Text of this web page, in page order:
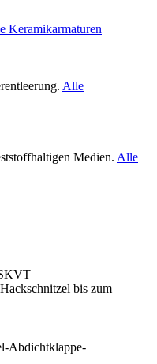
Keramikarmaturen
Alle
Medien. Alle
bis zum